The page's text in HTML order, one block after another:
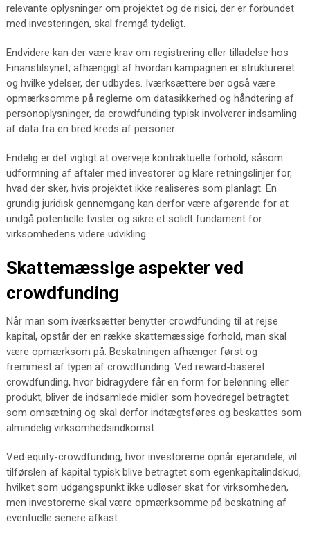
relevante oplysninger om projektet og de risici, der er forbundet
med investeringen, skal fremgå tydeligt.
Endvidere kan der være krav om registrering eller tilladelse hos
Finanstilsynet, afhængigt af hvordan kampagnen er struktureret
og hvilke ydelser, der udbydes. Iværksættere bør også være
opmærksomme på reglerne om datasikkerhed og håndtering af
personoplysninger, da crowdfunding typisk involverer indsamling
af data fra en bred kreds af personer.
Endelig er det vigtigt at overveje kontraktuelle forhold, såsom
udformning af aftaler med investorer og klare retningslinjer for,
hvad der sker, hvis projektet ikke realiseres som planlagt. En
grundig juridisk gennemgang kan derfor være afgørende for at
undgå potentielle tvister og sikre et solidt fundament for
virksomhedens videre udvikling.
Skattemæssige aspekter ved
crowdfunding
Når man som iværksætter benytter crowdfunding til at rejse
kapital, opstår der en række skattemæssige forhold, man skal
være opmærksom på. Beskatningen afhænger først og
fremmest af typen af crowdfunding. Ved reward-baseret
crowdfunding, hvor bidragydere får en form for belønning eller
produkt, bliver de indsamlede midler som hovedregel betragtet
som omsætning og skal derfor indtægtsføres og beskattes som
almindelig virksomhedsindkomst.
Ved equity-crowdfunding, hvor investorerne opnår ejerandele, vil
tilførslen af kapital typisk blive betragtet som egenkapitalindskud,
hvilket som udgangspunkt ikke udløser skat for virksomheden,
men investorerne skal være opmærksomme på beskatning af
eventuelle senere afkast.